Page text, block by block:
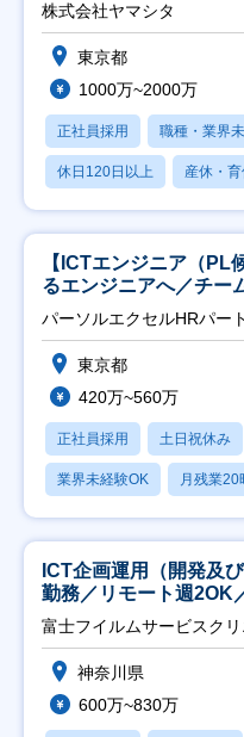
株式会社ヤマシタ
東京都
1000万~2000万
正社員採用 職種・業界
休日120日以上 産休・育
【ICTエンジニア（PL
るエンジニアへ／チー
パーソルエクセルHRパー
東京都
420万~560万
正社員採用 土日祝休み
業界未経験OK 月残業20
ICT企画運用（開発及
勤務／リモート週2OK
富士フイルムサービスク
神奈川県
600万~830万